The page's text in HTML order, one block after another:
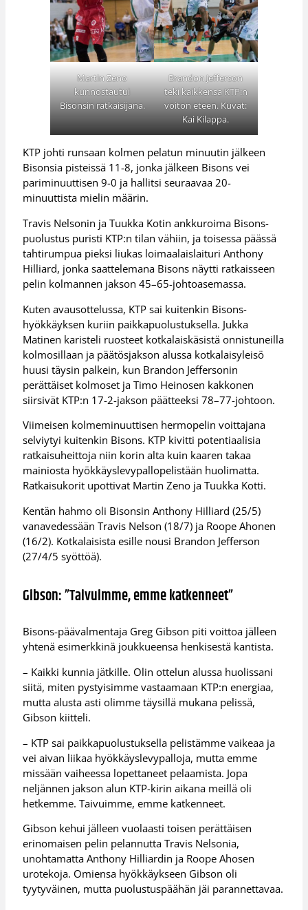
Martin Zeno
kunnostautui
Bisonsin ratkaisijana.
Brandon Jefferson
teki kaikkensa KTP:n
voiton eteen. Kuvat:
Kai Kilappa.
KTP johti runsaan kolmen pelatun minuutin jälkeen
Bisonsia pisteissä 11-8, jonka jälkeen Bisons vei
pariminuuttisen 9-0 ja hallitsi seuraavaa 20-
minuuttista mielin määrin.
Travis Nelsonin ja Tuukka Kotin ankkuroima Bisons-
puolustus puristi KTP:n tilan vähiin, ja toisessa päässä
tahtirumpua pieksi liukas loimaalaislaituri Anthony
Hilliard, jonka saattelemana Bisons näytti ratkaisseen
pelin kolmannen jakson 45–65-johtoasemassa.
Kuten avausottelussa, KTP sai kuitenkin Bisons-
hyökkäyksen kuriin paikkapuolustuksella. Jukka
Matinen karisteli ruosteet kotkalaiskäsistä onnistuneilla
kolmosillaan ja päätösjakson alussa kotkalaisyleisö
huusi täysin palkein, kun Brandon Jeffersonin
perättäiset kolmoset ja Timo Heinosen kakkonen
siirsivät KTP:n 17-2-jakson päätteeksi 78–77-johtoon.
Viimeisen kolmeminuuttisen hermopelin voittajana
selviytyi kuitenkin Bisons. KTP kivitti potentiaalisia
ratkaisuheittoja niin korin alta kuin kaaren takaa
mainiosta hyökkäyslevypallopelistään huolimatta.
Ratkaisukorit upottivat Martin Zeno ja Tuukka Kotti.
Kentän hahmo oli Bisonsin Anthony Hilliard (25/5)
vanavedessään Travis Nelson (18/7) ja Roope Ahonen
(16/2). Kotkalaisista esille nousi Brandon Jefferson
(27/4/5 syöttöä).
Gibson: ”Taivuimme, emme katkenneet”
Bisons-päävalmentaja Greg Gibson piti voittoa jälleen
yhtenä esimerkkinä joukkueensa henkisestä kantista.
– Kaikki kunnia jätkille. Olin ottelun alussa huolissani
siitä, miten pystyisimme vastaamaan KTP:n energiaa,
mutta alusta asti olimme täysillä mukana pelissä,
Gibson kiitteli.
– KTP sai paikkapuolustuksella pelistämme vaikeaa ja
vei aivan liikaa hyökkäyslevypalloja, mutta emme
missään vaiheessa lopettaneet pelaamista. Jopa
neljännen jakson alun KTP-kirin aikana meillä oli
hetkemme. Taivuimme, emme katkenneet.
Gibson kehui jälleen vuolaasti toisen perättäisen
erinomaisen pelin pelannutta Travis Nelsonia,
unohtamatta Anthony Hilliardin ja Roope Ahosen
urotekoja. Omiensa hyökkäykseen Gibson oli
tyytyväinen, mutta puolustuspäähän jäi parannettavaa.